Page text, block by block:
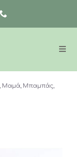
Μαμά Μπαμπάς